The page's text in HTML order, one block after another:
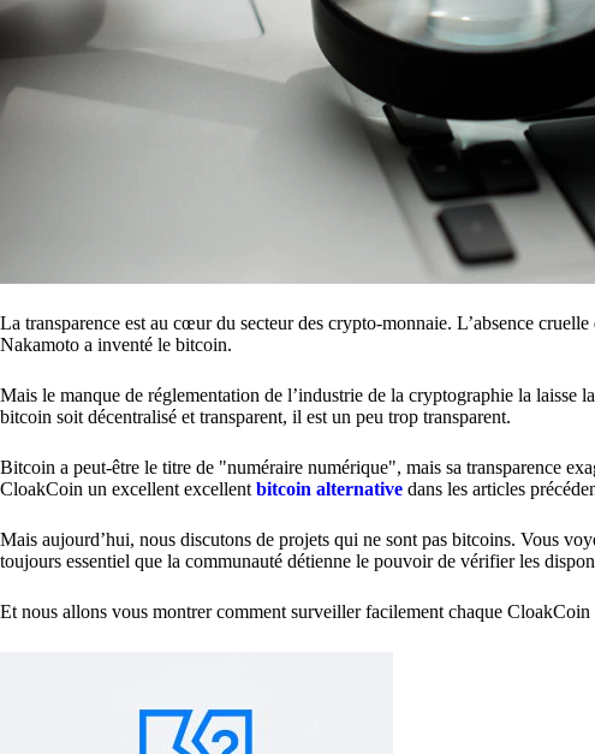
La transparence est au cœur du secteur des crypto-monnaie. L’absence
Nakamoto a inventé le bitcoin.
Mais le manque de réglementation de l’industrie de la cryptographie la
bitcoin soit décentralisé et transparent, il est un peu trop transparent.
Bitcoin a peut-être le titre de "numéraire numérique", mais sa transparence
CloakCoin un excellent excellent bitcoin alternative dans les articles
Mais aujourd’hui, nous discutons de projets qui ne sont pas bitcoins. Vous
toujours essentiel que la communauté détienne le pouvoir de vérifier les
Et nous allons vous montrer comment surveiller facilement chaque CloakCoin